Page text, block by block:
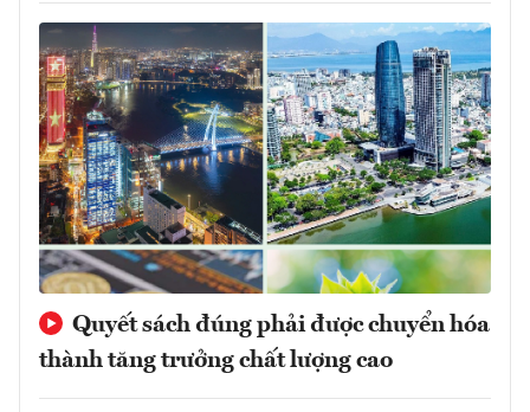
Quyết sách đúng phải được chuyển hóa
thành tăng trưởng chất lượng cao